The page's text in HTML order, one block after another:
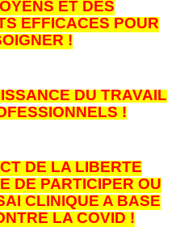
ET DES
EFFICACES POUR
!
DU TRAVAIL
!
DE LA LIBERTE
DE PARTICIPER OU
CLINIQUE A BASE
LA COVID !